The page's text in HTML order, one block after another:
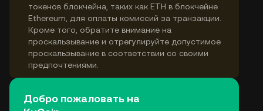
токенов блокчейна, таких как ETH в блокчейне
Ethereum, для оплаты комиссий за транзакции.
Кроме того, обратите внимание на
проскальзывание и отрегулируйте допустимое
проскальзывание в соответствии со своими
предпочтениями.
Добро пожаловать на